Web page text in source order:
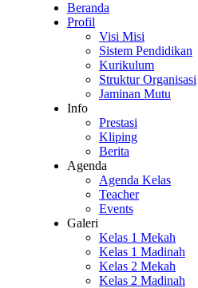
Beranda
Profil
Visi Misi
Sistem Pendidikan
Kurikulum
Struktur Organisasi
Jaminan Mutu
Info
Prestasi
Kliping
Berita
Agenda
Agenda Kelas
Teacher
Events
Galeri
Kelas 1 Mekah
Kelas 1 Madinah
Kelas 2 Mekah
Kelas 2 Madinah